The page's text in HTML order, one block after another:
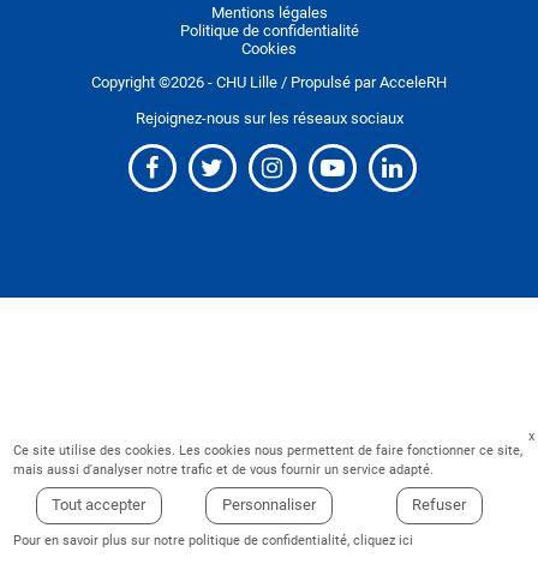
Ce site utilise des cookies. Les cookies nous permettent de faire fonctionner ce site,
mais aussi d'analyser notre trafic et de vous fournir un service adapté.
Tout accepter Personnaliser Refuser
Pour en savoir plus sur notre politique de confidentialité,cliquez ici
Mentions légales
Politique de confidentialité
Cookies
Copyright ©2026 - CHU Lille / Propulsé parAcceleRH
Rejoignez-nous sur les réseaux sociaux